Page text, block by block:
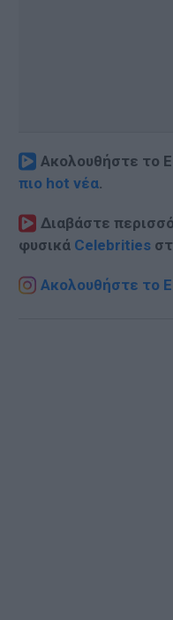
Ακολουθήστε το
πιο hot νέα.
Διαβάστε
φυσικά Celebrities
Ακολουθήστε το